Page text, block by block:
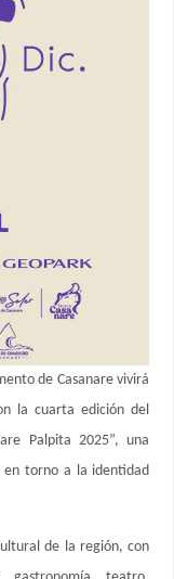
de Casanare vivirá
la cuarta edición del
Palpita 2025”, una
en torno a la identidad
de la región, con